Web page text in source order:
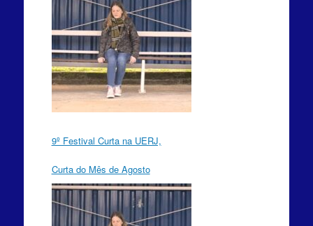
9º Festival Curta na UERJ,
Curta do Mês de Agosto